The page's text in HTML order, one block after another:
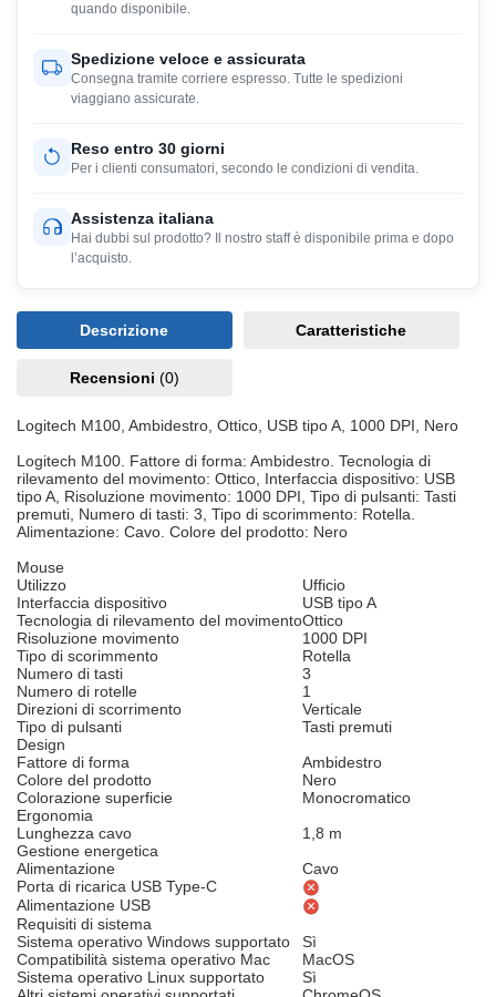
quando disponibile.
Spedizione veloce e assicurata
Consegna tramite corriere espresso. Tutte le spedizioni
viaggiano assicurate.
Reso entro 30 giorni
Per i clienti consumatori, secondo le condizioni di vendita.
Assistenza italiana
Hai dubbi sul prodotto? Il nostro staff è disponibile prima e dopo
l’acquisto.
Descrizione Caratteristiche
Recensioni (0)
Logitech M100, Ambidestro, Ottico, USB tipo A, 1000 DPI, Nero
Logitech M100. Fattore di forma: Ambidestro. Tecnologia di
rilevamento del movimento: Ottico, Interfaccia dispositivo: USB
tipo A, Risoluzione movimento: 1000 DPI, Tipo di pulsanti: Tasti
premuti, Numero di tasti: 3, Tipo di scorimmento: Rotella.
Alimentazione: Cavo. Colore del prodotto: Nero
Mouse
Utilizzo
Ufficio
Interfaccia dispositivo
USB tipo A
Tecnologia di rilevamento del movimentoOttico
Risoluzione movimento
1000 DPI
Tipo di scorimmento
Rotella
Numero di tasti
3
Numero di rotelle
1
Direzioni di scorrimento
Verticale
Tipo di pulsanti
Tasti premuti
Design
Fattore di forma
Ambidestro
Colore del prodotto
Nero
Colorazione superficie
Monocromatico
Ergonomia
Lunghezza cavo
1,8 m
Gestione energetica
Alimentazione
Cavo
Porta di ricarica USB Type-C
Alimentazione USB
Requisiti di sistema
Sistema operativo Windows supportato
Sì
Compatibilità sistema operativo Mac
MacOS
Sistema operativo Linux supportato
Sì